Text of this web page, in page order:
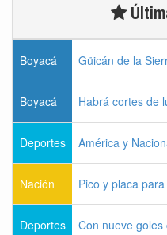
Boyacá Güicán de la
Boyacá Habrá cortes de
Deportes América y
Nación Pico y placa
Deportes Con nueve